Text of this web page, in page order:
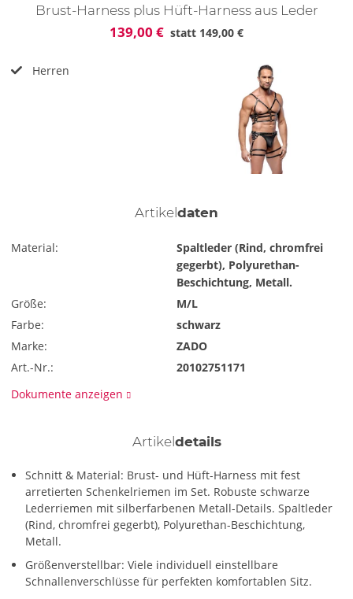
Brust-Harness plus Hüft-Harness aus Leder
139,00 € statt 149,00 €
Herren
Artikeldaten
Material:
Spaltleder (Rind, chromfrei
gegerbt), Polyurethan-
Beschichtung, Metall.
Größe:
M/L
Farbe:
schwarz
Marke:
ZADO
Art.-Nr.:
20102751171
Dokumente anzeigen
Artikeldetails
Schnitt & Material: Brust- und Hüft-Harness mit fest
arretierten Schenkelriemen im Set. Robuste schwarze
Lederriemen mit silberfarbenen Metall-Details. Spaltleder
(Rind, chromfrei gegerbt), Polyurethan-Beschichtung,
Metall.
Größenverstellbar: Viele individuell einstellbare
Schnallenverschlüsse für perfekten komfortablen Sitz.